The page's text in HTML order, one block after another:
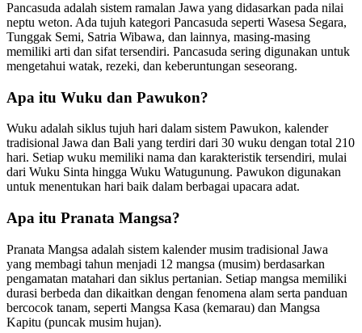
Pancasuda adalah sistem ramalan Jawa yang didasarkan pada nilai
neptu weton. Ada tujuh kategori Pancasuda seperti Wasesa Segara,
Tunggak Semi, Satria Wibawa, dan lainnya, masing-masing
memiliki arti dan sifat tersendiri. Pancasuda sering digunakan untuk
mengetahui watak, rezeki, dan keberuntungan seseorang.
Apa itu Wuku dan Pawukon?
Wuku adalah siklus tujuh hari dalam sistem Pawukon, kalender
tradisional Jawa dan Bali yang terdiri dari 30 wuku dengan total 210
hari. Setiap wuku memiliki nama dan karakteristik tersendiri, mulai
dari Wuku Sinta hingga Wuku Watugunung. Pawukon digunakan
untuk menentukan hari baik dalam berbagai upacara adat.
Apa itu Pranata Mangsa?
Pranata Mangsa adalah sistem kalender musim tradisional Jawa
yang membagi tahun menjadi 12 mangsa (musim) berdasarkan
pengamatan matahari dan siklus pertanian. Setiap mangsa memiliki
durasi berbeda dan dikaitkan dengan fenomena alam serta panduan
bercocok tanam, seperti Mangsa Kasa (kemarau) dan Mangsa
Kapitu (puncak musim hujan).